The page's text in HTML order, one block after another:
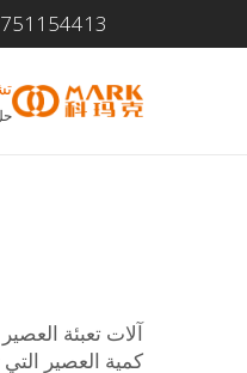
آلات تعبئة